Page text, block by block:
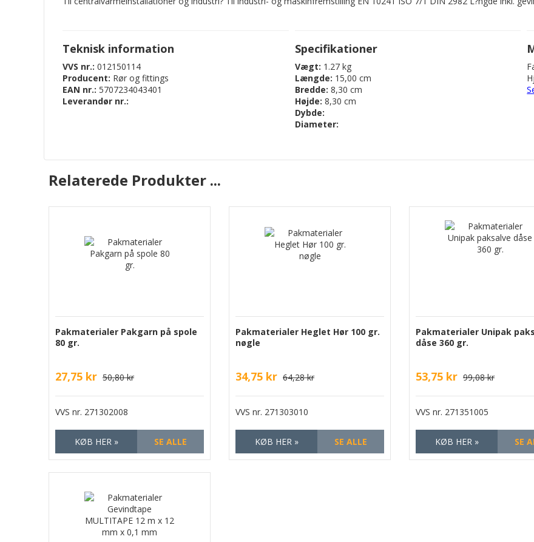
Teknisk information
VVS nr.: 012150114
Producent: Rør og fittings
EAN nr.: 5707234043401
Leverandør nr.:
Specifikationer
Vægt: 1.27 kg
Længde: 15,00 cm
Bredde: 8,30 cm
Højde: 8,30 cm
Dybde:
Diameter:
Relaterede Produkter ...
Pakmaterialer Pakgarn på spole
80 gr.
27,75 kr 50,80 kr
VVS nr. 271302008
KØB HER » SE ALLE
Pakmaterialer Heglet Hør 100 gr.
nøgle
34,75 kr 64,28 kr
VVS nr. 271303010
KØB HER » SE ALLE
Pakmaterialer Unipak
dåse 360 gr.
53,75 kr 99,08 kr
VVS nr. 271351005
KØB HER » SE